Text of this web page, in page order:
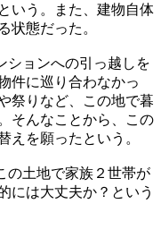
いう。また、建物自体
状態だった。
ションへの引っ越しを
件に巡り合わなかっ
祭りなど、この地で暮
そんなことから、この
えを願ったという。
の土地で家族２世帯が
には大丈夫か？という